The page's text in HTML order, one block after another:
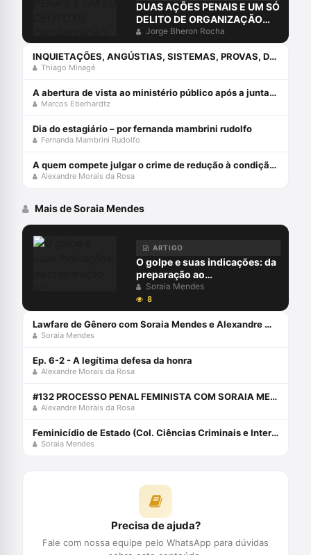
DUAS AÇÕES PENAIS E UM SÓ
DELITO DE ORGANIZAÇÃO
CRIMINOSA?
Jorge Bheron Rocha
INQUIETAÇÕES, ANGÚSTIAS, SISTEMAS, PROVAS, DIREITO E O ERRO DA COMPREENSÃO JURÍDICA ESTUDANDO APENAS O DIREITO.
Thiago Minagé
A abertura de vista ao ministério público após a juntada da resposta à acusação
Marcos Eberhardtz
Dia do estagiário – por fernanda mambrini rudolfo
Fernanda Mambrini Rudolfo
A quem compete julgar o crime de redução à condição análoga à escravo (cp, art. 149)?
Alexandre Morais da Rosa
Mais de Soraia Mendes
ARTIGO
O golpe e suas indicações: da
preparação ao
escancaramento
Soraia Mendes
8
Lawfare de Gênero com Soraia Mendes e Alexandre Morais da Rosa
Soraia Mendes
Ep. 6-2 - A legítima defesa da honra
Alexandre Morais da Rosa
#132 PROCESSO PENAL FEMINISTA COM SORAIA MENDES
Alexandre Morais da Rosa
Feminicídio de Estado (Col. Ciências Criminais e Interseccionalidades Livro 1) eBook Kindle
Soraia Mendes
Precisa de ajuda?
Fale com nossa equipe pelo WhatsApp para dúvidas